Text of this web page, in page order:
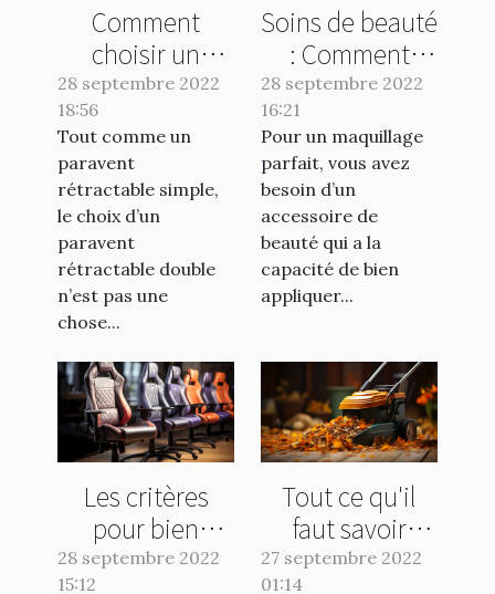
Comment
choisir un
paravent
rétractable
double ?
28 septembre 2022
18:56
Tout comme un
paravent
rétractable simple,
le choix d’un
paravent
rétractable double
n’est pas une
chose...
Soins de beauté
: Comment
utiliser un
pinceau en
poils naturels ?
28 septembre 2022
16:21
Pour un maquillage
parfait, vous avez
besoin d’un
accessoire de
beauté qui a la
capacité de bien
appliquer...
Les critères
pour bien
choisir une
28 septembre 2022
15:12
Tout ce qu'il
faut savoir
avant l'achat
27 septembre 2022
01:14